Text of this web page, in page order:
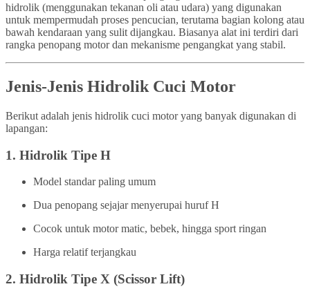
hidrolik (menggunakan tekanan oli atau udara) yang digunakan
untuk mempermudah proses pencucian, terutama bagian kolong atau
bawah kendaraan yang sulit dijangkau. Biasanya alat ini terdiri dari
rangka penopang motor dan mekanisme pengangkat yang stabil.
Jenis-Jenis Hidrolik Cuci Motor
Berikut adalah jenis hidrolik cuci motor yang banyak digunakan di
lapangan:
1. Hidrolik Tipe H
Model standar paling umum
Dua penopang sejajar menyerupai huruf H
Cocok untuk motor matic, bebek, hingga sport ringan
Harga relatif terjangkau
2. Hidrolik Tipe X (Scissor Lift)